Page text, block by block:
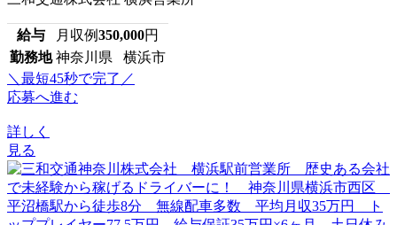
給与 月収例350,000円
勤務地 神奈川県 横浜市
＼最短45秒で完了／
応募へ進む
詳しく
見る